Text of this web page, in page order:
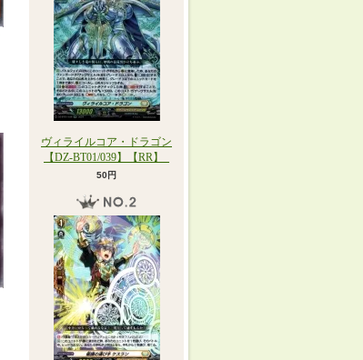
ヴィライルコア・ドラゴン
【DZ-BT01/039】【RR】_
50円